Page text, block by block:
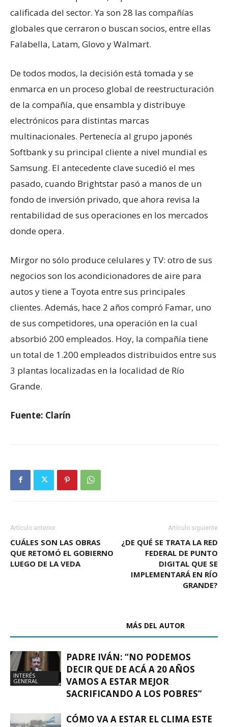
calificada del sector. Ya son 28 las compañías
globales que cerraron o buscan socios, entre ellas
Falabella, Latam, Glovo y Walmart.
De todos modos, la decisión está tomada y se
enmarca en un proceso global de reestructuración
de la compañía, que ensambla y distribuye
electrónicos para distintas marcas
multinacionales. Pertenecía al grupo japonés
Softbank y su principal cliente a nivel mundial es
Samsung. El antecedente clave sucedió el mes
pasado, cuando Brightstar pasó a manos de un
fondo de inversión privado, que ahora revisa la
rentabilidad de sus operaciones en los mercados
donde opera.
Mirgor no sólo produce celulares y TV: otro de sus
negocios son los acondicionadores de aire para
autos y tiene a Toyota entre sus principales
clientes. Además, hace 2 años compró Famar, uno
de sus competidores, una operación en la cual
absorbió 200 empleados. Hoy, la compañía tiene
un total de 1.200 empleados distribuidos entre sus
3 plantas localizadas en la localidad de Río
Grande.
Fuente: Clarín
Artículo anterior
CUÁLES SON LAS OBRAS
QUE RETOMÓ EL GOBIERNO
LUEGO DE LA VEDA
Artículo siguiente
¿DE QUÉ SE TRATA LA RED
FEDERAL DE PUNTO
DIGITAL QUE SE
IMPLEMENTARÁ EN RÍO
GRANDE?
MÁS DEL AUTOR
INTERÉS
GENERAL
PADRE IVÁN: “NO PODEMOS
DECIR QUE DE ACÁ A 20 AÑOS
VAMOS A ESTAR MEJOR
SACRIFICANDO A LOS POBRES”
CÓMO VA A ESTAR EL CLIMA ESTE